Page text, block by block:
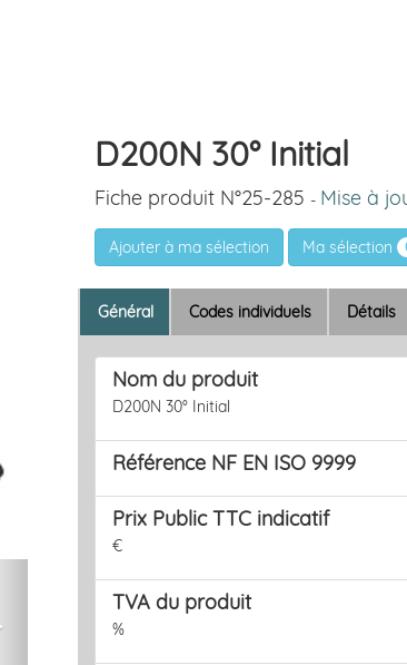
D200N 30° Initial
Fiche produit N°25-285 - Mise à
Ma sélection
Général Codes individuels Détails
Nom du produit
D200N 30° Initial
Référence NF EN ISO 9999
Prix Public TTC indicatif
€
TVA du produit
%